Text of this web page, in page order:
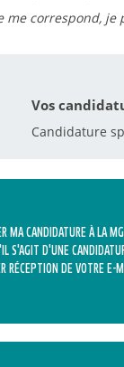
me correspond,
Vos
Candidature
MA CANDIDATURE À LA
S'AGIT D'UNE
RÉCEPTION DE VOTRE E-